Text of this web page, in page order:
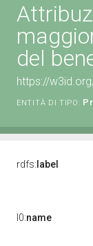
del
https://
ENTITÀ DI TIPO:
rdfs: label
l0:name